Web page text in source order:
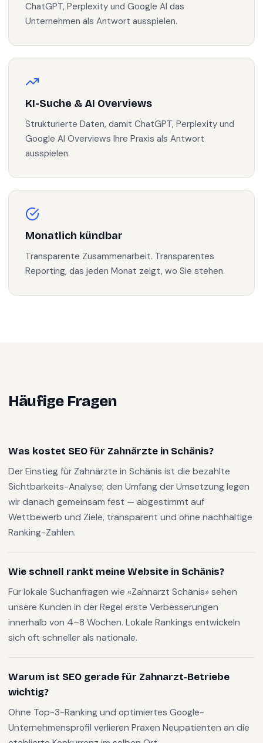
ChatGPT, Perplexity und Google AI das
Unternehmen als Antwort ausspielen.
KI-Suche & AI Overviews
Strukturierte Daten, damit ChatGPT, Perplexity und
Google AI Overviews Ihre Praxis als Antwort
ausspielen.
Monatlich kündbar
Transparente Zusammenarbeit. Transparentes
Reporting, das jeden Monat zeigt, wo Sie stehen.
Häufige Fragen
Was kostet SEO für Zahnärzte in Schänis?
Der Einstieg für Zahnärzte in Schänis ist die bezahlte
Sichtbarkeits-Analyse; den Umfang der Umsetzung legen
wir danach gemeinsam fest — abgestimmt auf
Wettbewerb und Ziele, transparent und ohne nachhaltige
Ranking-Zahlen.
Wie schnell rankt meine Website in Schänis?
Für lokale Suchanfragen wie «Zahnarzt Schänis» sehen
unsere Kunden in der Regel erste Verbesserungen
innerhalb von 4–8 Wochen. Lokale Rankings entwickeln
sich oft schneller als nationale.
Warum ist SEO gerade für Zahnarzt-Betriebe
wichtig?
Ohne Top-3-Ranking und optimiertes Google-
Unternehmensprofil verlieren Praxen Neupatienten an die